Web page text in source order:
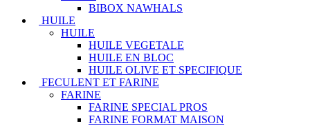
BIBOX NAWHALS
HUILE
HUILE
HUILE VEGETALE
HUILE EN BLOC
HUILE OLIVE ET SPECIFIQUE
FECULENT ET FARINE
FARINE
FARINE SPECIAL PROS
FARINE FORMAT MAISON